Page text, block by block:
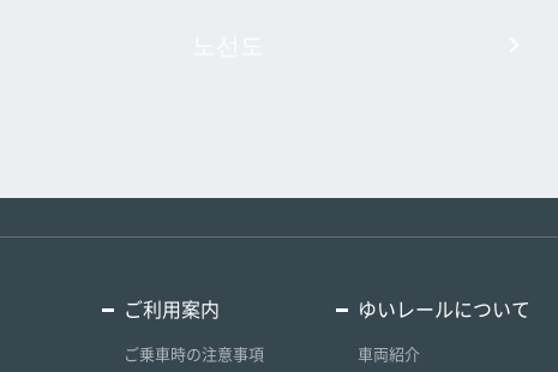
ご利用案内
ご乗車時の注意事項
ゆいレールについて
車両紹介